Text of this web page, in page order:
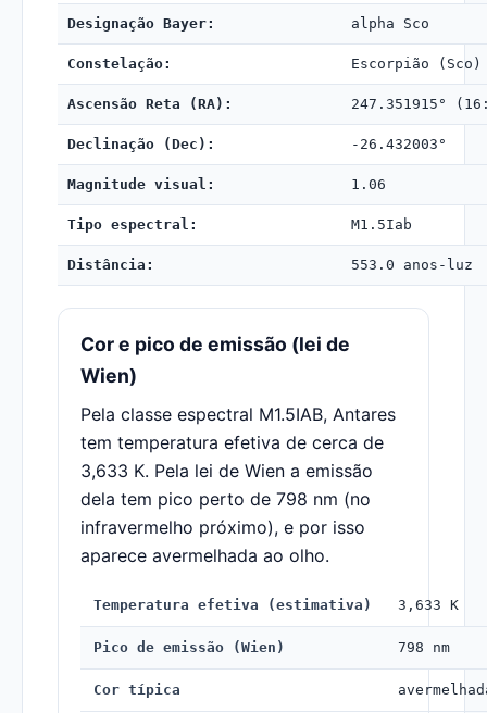
Designação Bayer: alpha Sco
Constelação: Escorpião (Sco)
Ascensão Reta (RA): 247.351915°
Declinação (Dec): -26.432003°
Magnitude visual: 1.06
Tipo espectral: M1.5Iab
Distância: 553.0 anos-luz
Cor e pico de emissão (lei de
Wien)
Pela classe espectral M1.5IAB, Antares
tem temperatura efetiva de cerca de
3,633 K. Pela lei de Wien a emissão
dela tem pico perto de 798 nm (no
infravermelho próximo), e por isso
aparece avermelhada ao olho.
Temperatura efetiva (estimativa) 3,633 K
Pico de emissão (Wien) 798 nm
Cor típica